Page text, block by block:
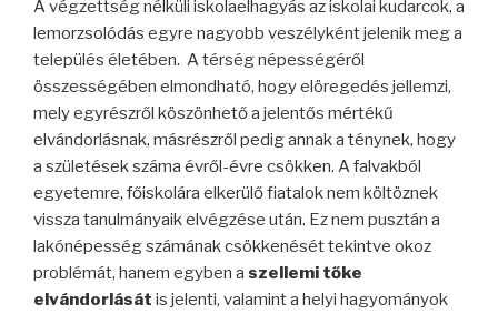
A végzettség nélküli iskolaelhagyás az iskolai kudarcok, a
lemorzsolódás egyre nagyobb veszélyként jelenik meg a
település életében. A térség népességéről
összességében elmondható, hogy elöregedés jellemzi,
mely egyrészről köszönhető a jelentős mértékű
elvándorlásnak, másrészről pedig annak a ténynek, hogy
a születések száma évről-évre csökken. A falvakból
egyetemre, főiskolára elkerülő fiatalok nem költöznek
vissza tanulmányaik elvégzése után. Ez nem pusztán a
lakónépesség számának csökkenését tekintve okoz
problémát, hanem egyben a szellemi tőke
elvándorlását is jelenti, valamint a helyi hagyományok